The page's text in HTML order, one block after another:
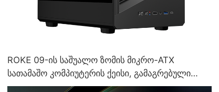
ROKE 09-ის საშუალო ზომის მიკრო-ATX
სათამაშო კომპიუტერის ქეისი, გამაგრებული
მინის კორპუსით